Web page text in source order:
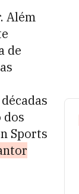
Além
de
dos
Sports